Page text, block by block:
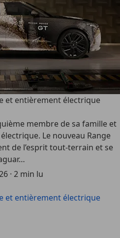
et entièrement électrique
membre de sa famille et
Le nouveau Range
de l’esprit tout-terrain et se
· 2 min lu
et entièrement électrique